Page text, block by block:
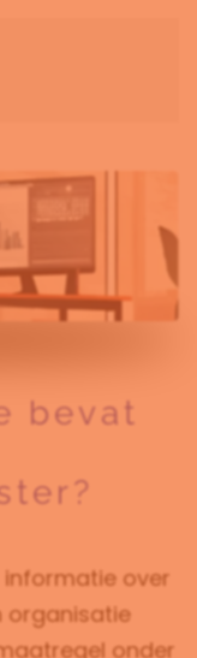
bevat
over
organisatie
onder